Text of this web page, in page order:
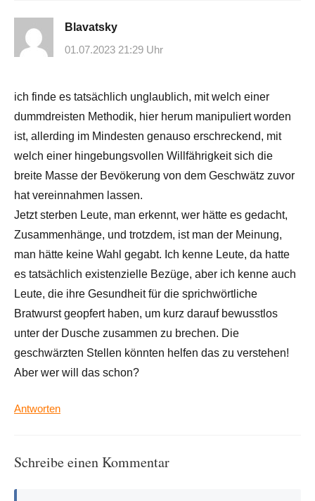
Blavatsky
01.07.2023 21:29 Uhr
ich finde es tatsächlich unglaublich, mit welch einer
dummdreisten Methodik, hier herum manipuliert worden
ist, allerding im Mindesten genauso erschreckend, mit
welch einer hingebungsvollen Willfährigkeit sich die
breite Masse der Bevökerung von dem Geschwätz zuvor
hat vereinnahmen lassen.
Jetzt sterben Leute, man erkennt, wer hätte es gedacht,
Zusammenhänge, und trotzdem, ist man der Meinung,
man hätte keine Wahl gegabt. Ich kenne Leute, da hatte
es tatsächlich existenzielle Bezüge, aber ich kenne auch
Leute, die ihre Gesundheit für die sprichwörtliche
Bratwurst geopfert haben, um kurz darauf bewusstlos
unter der Dusche zusammen zu brechen. Die
geschwärzten Stellen könnten helfen das zu verstehen!
Aber wer will das schon?
Antworten
Schreibe einen Kommentar